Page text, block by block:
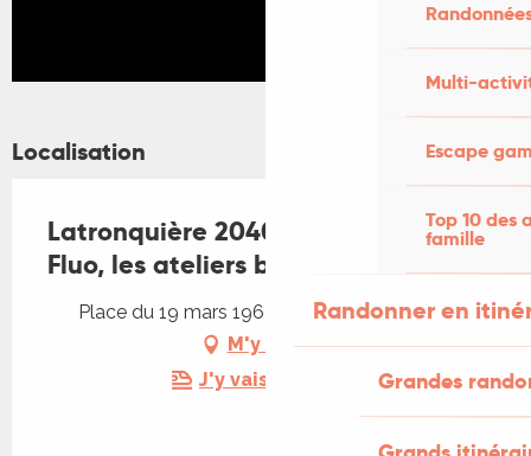
Multi-
Escape
Top 10 des
famille
Randonner en
Grandes
Localisation
Latronquière 2040 avec l'Orange
Fluo, les ateliers bricole !
Place du 19 mars 1962, 46210 Latronquière
M'y rendre
J'y vais en train !